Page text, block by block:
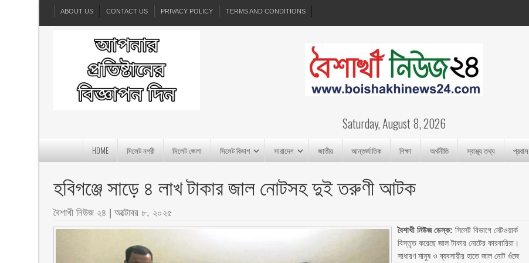
ABOUT US CONTACT US PRIVACY POLICY TERMS AND CONDITIONS
Saturday, August 8, 2026
HOME সিলেট নগরী সিলেট জেলা সিলেট বিভাগ সারাদেশ জাতীয় আন্তর্জাতিক শিক্ষা অর্থনীতি স্বাস্থ্য তথ্য প্রবাস
হবিগঞ্জে সাড়ে ৪ লাখ টাকার জাল নোটসহ দুই তরুণী আটক
বৈশাখী নিউজ ২৪ |অক্টোবর ৮, ২০২৫
বৈশাখী নিউজ ডেস্ক: সিলেট বিভাগে নেটওয়ার্ক
বিস্তৃত করেছে জাল টাকার নোটের কারবারিরা।
সাধারণ মানুষ ও ব্যবসায়ীর হাতে জাল নোট গুঁজে